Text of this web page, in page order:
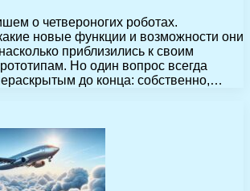
о четвероногих роботах.
новые функции и возможности они
приблизились к своим
Но один вопрос всегда
до конца: собственно,…